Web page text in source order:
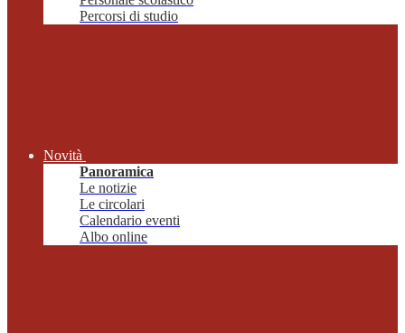
Percorsi di studio
Novità
Panoramica
Le notizie
Le circolari
Calendario eventi
Albo online